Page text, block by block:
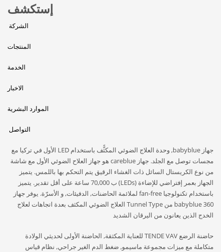
إستكشف
الشركة
المنتجات
الخدمة
الاخبار
الموارد البشرية
التواصل
جهاز babyblue, وحدة العلاج الضوئي المكثًّف باستخدام LED الأول في تركيا مع
مجسات توصل مع الجلد. جهاز careblue هو جهاز العلاح الضوئي الأول مع شاشة
من نوع الكريستال السائل ذات الغشاء الرقيق يتم التحكم بها باللمس. يتميز
الجهاز بعمر إفتراضي للإضاءة (LEDs) ب 70,000 ساعة على أقل تقدير. يتميز
باستخدام تكنولوجيا fan-free لملائمة الحاضنات, الدفيئات, و الأسرّة. يوفر جهاز
babyblue 360 من Tunnel Type العلاج الضوئي المكثف بعدة اتجاهات لعلاج
الخدج الذين يعانون من اليرقان الشديد
حاضنة الرضع TENDE VAV للعناية المكثقة, الحاضنة الأولى لحديثي الولادة
متكاملة مع ميزات مجموعة ماسيمو, ضغط الدم الغير جراحي, نظام قياس